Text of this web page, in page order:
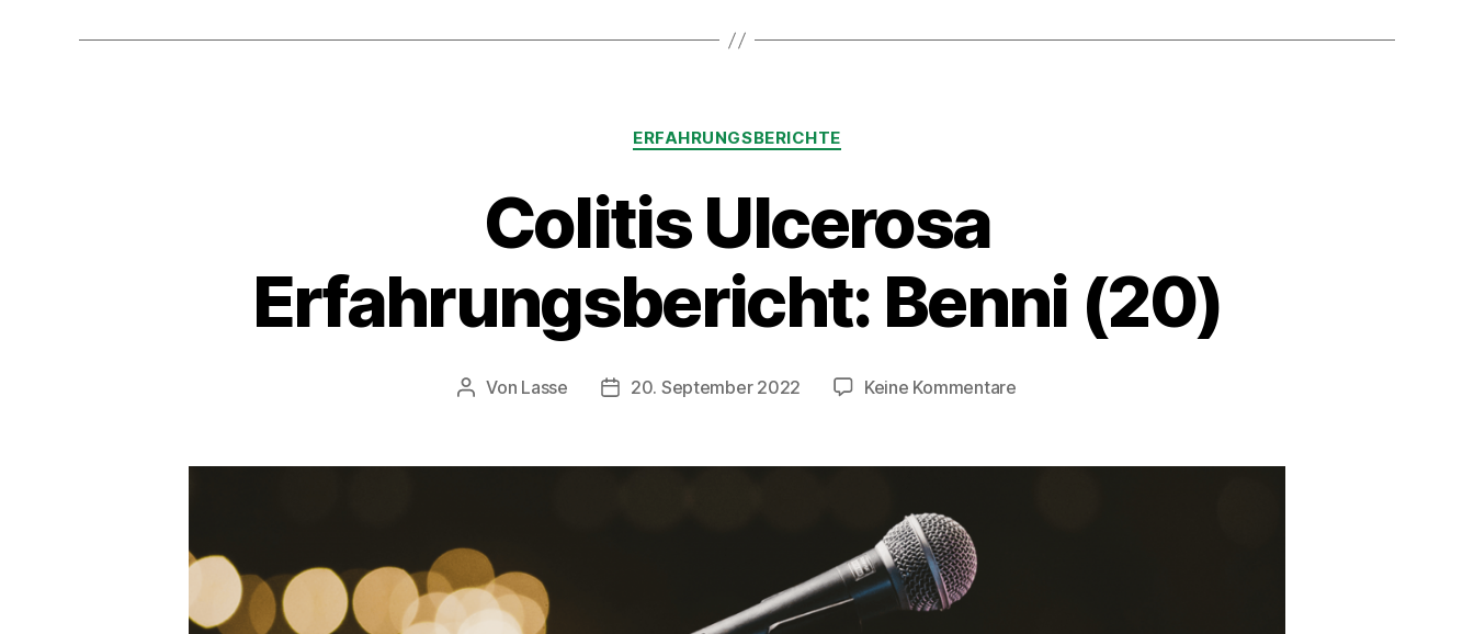
Kategorien
ERFAHRUNGSBERICHTE
Colitis Ulcerosa
Erfahrungsbericht: Benni (20)
Beitragsautor
Von Lasse Beitragsdatum
20. September 2022 Keine Kommentarezu
Erfahrungsbericht: